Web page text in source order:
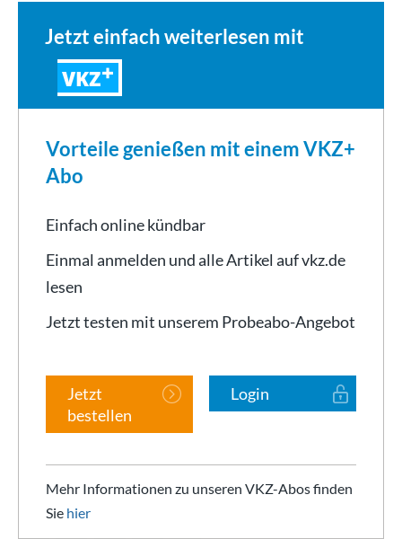
Jetzt einfach weiterlesen mit
VKZ
Vorteile genießen mit einem VKZ+
Abo
Einfach online kündbar
Einmal anmelden und alle Artikel auf vkz.de
lesen
Jetzt testen mit unserem Probeabo-Angebot
Jetzt
bestellen
Login
Mehr Informationen zu unseren VKZ-Abos finden
Sie hier